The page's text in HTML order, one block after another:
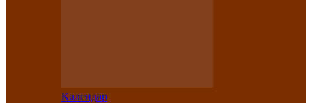
Kалендар